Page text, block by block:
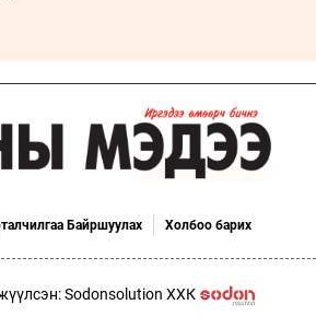
Байршуулах Холбоо барих
Sodonsolution ХХК